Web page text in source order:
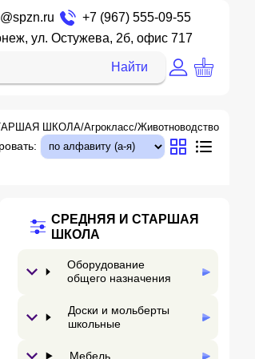
+7 (967) 555-09-55
ул. Остужева, 2б, офис 717
Найти
ШКОЛА/Агрокласс/Животноводство
СРЕДНЯЯ И СТАРШАЯ
ШКОЛА
Оборудование
общего назначения
Доски и мольберты
школьные
Мебель